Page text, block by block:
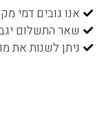
אנו גובים דמי
שאר התשלום
ניתן לשנות את